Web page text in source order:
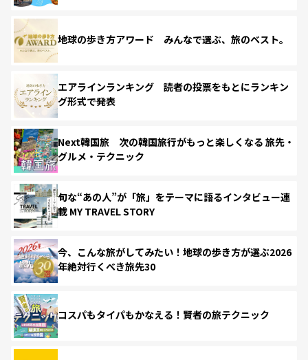
地球の歩き方アワード みんなで選ぶ、旅のベスト。
エアラインランキング 読者の投票をもとにランキン
グ形式で発表
Next韓国旅 次の韓国旅行がもっと楽しくなる 旅先・
グルメ・テクニック
旬な“あの人”が「旅」をテーマに語るインタビュー連
載 MY TRAVEL STORY
今、こんな旅がしてみたい！地球の歩き方が選ぶ2026
年絶対行くべき旅先30
コスパもタイパもかなえる！賢者の旅テクニック